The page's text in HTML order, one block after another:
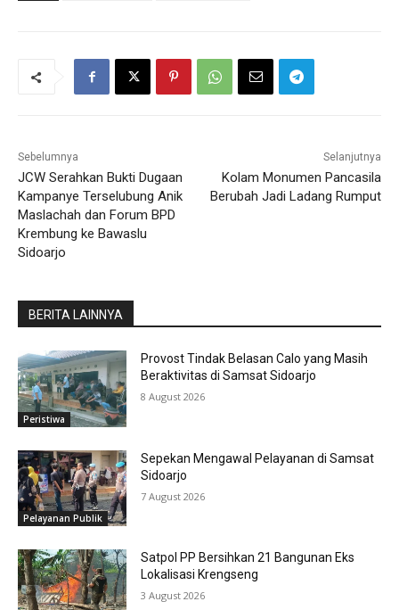
Sebelumnya
JCW Serahkan Bukti Dugaan
Kampanye Terselubung Anik
Maslachah dan Forum BPD
Krembung ke Bawaslu
Sidoarjo
Selanjutnya
Kolam Monumen Pancasila
Berubah Jadi Ladang Rumput
BERITA LAINNYA
Peristiwa
Provost Tindak Belasan Calo yang Masih
Beraktivitas di Samsat Sidoarjo
8 August 2026
Pelayanan Publik
Sepekan Mengawal Pelayanan di Samsat
Sidoarjo
7 August 2026
Satpol PP Bersihkan 21 Bangunan Eks
Lokalisasi Krengseng
3 August 2026